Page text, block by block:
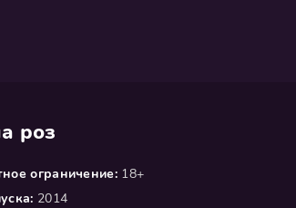
роз
ограничение:18+
2014